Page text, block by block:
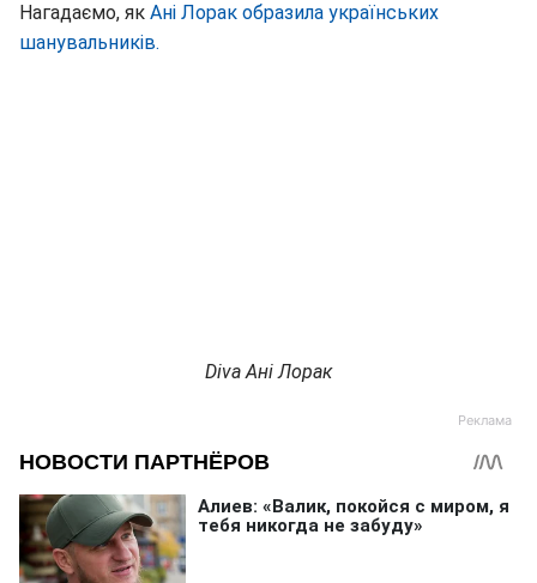
Нагадаємо, як Ані Лорак образила українських
шанувальників.
Diva Ані Лорак